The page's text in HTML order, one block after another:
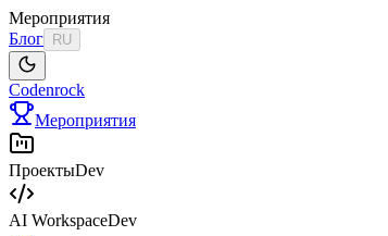
Мероприятия
Блог
RU
Codenrock
Мероприятия
ПроектыDev
AI WorkspaceDev